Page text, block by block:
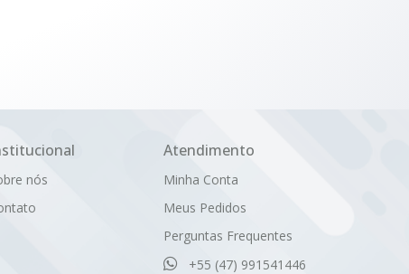
nós
Atendimento
Minha Conta
Meus Pedidos
Perguntas Frequentes
+55 (47) 991541446